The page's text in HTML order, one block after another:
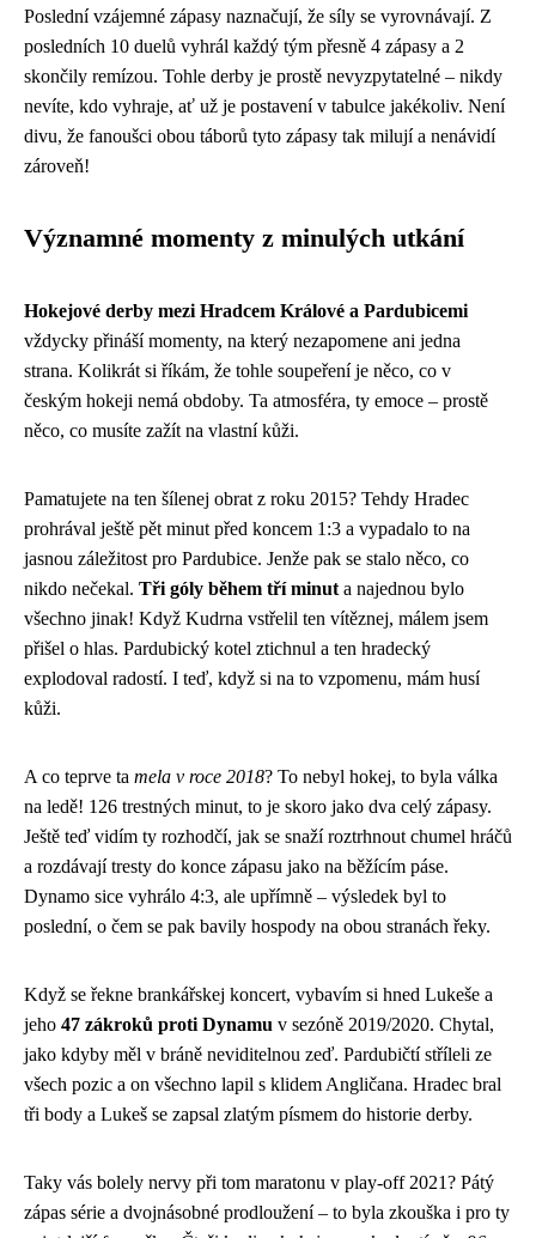
Poslední vzájemné zápasy naznačují, že síly se vyrovnávají. Z
posledních 10 duelů vyhrál každý tým přesně 4 zápasy a 2
skončily remízou. Tohle derby je prostě nevyzpytatelné – nikdy
nevíte, kdo vyhraje, ať už je postavení v tabulce jakékoliv. Není
divu, že fanoušci obou táborů tyto zápasy tak milují a nenávidí
zároveň!
Významné momenty z minulých utkání
Hokejové derby mezi Hradcem Králové a Pardubicemi
vždycky přináší momenty, na který nezapomene ani jedna
strana. Kolikrát si říkám, že tohle soupeření je něco, co v
českým hokeji nemá obdoby. Ta atmosféra, ty emoce – prostě
něco, co musíte zažít na vlastní kůži.
Pamatujete na ten šílenej obrat z roku 2015? Tehdy Hradec
prohrával ještě pět minut před koncem 1:3 a vypadalo to na
jasnou záležitost pro Pardubice. Jenže pak se stalo něco, co
nikdo nečekal. Tři góly během tří minut a najednou bylo
všechno jinak! Když Kudrna vstřelil ten vítěznej, málem jsem
přišel o hlas. Pardubický kotel ztichnul a ten hradecký
explodoval radostí. I teď, když si na to vzpomenu, mám husí
kůži.
A co teprve ta mela v roce 2018? To nebyl hokej, to byla válka
na ledě! 126 trestných minut, to je skoro jako dva celý zápasy.
Ještě teď vidím ty rozhodčí, jak se snaží roztrhnout chumel hráčů
a rozdávají tresty do konce zápasu jako na běžícím páse.
Dynamo sice vyhrálo 4:3, ale upřímně – výsledek byl to
poslední, o čem se pak bavily hospody na obou stranách řeky.
Když se řekne brankářskej koncert, vybavím si hned Lukeše a
jeho 47 zákroků proti Dynamu v sezóně 2019/2020. Chytal,
jako kdyby měl v bráně neviditelnou zeď. Pardubičtí stříleli ze
všech pozic a on všechno lapil s klidem Angličana. Hradec bral
tři body a Lukeš se zapsal zlatým písmem do historie derby.
Taky vás bolely nervy při tom maratonu v play-off 2021? Pátý
zápas série a dvojnásobné prodloužení – to byla zkouška i pro ty